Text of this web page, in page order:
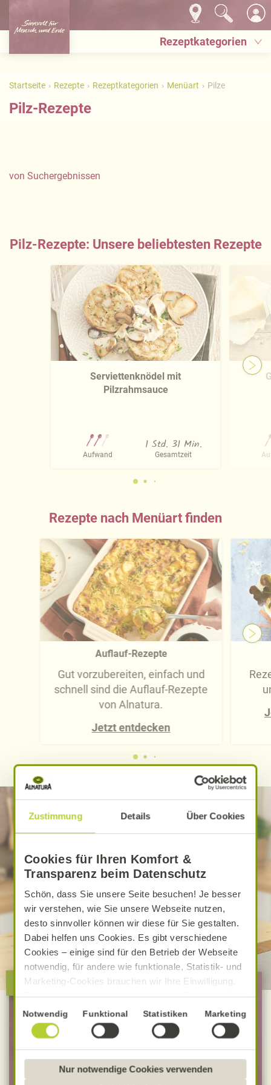
Zustimmung Details Über Cookies
Cookies für Ihren Komfort &
Transparenz beim Datenschutz
Schön, dass Sie unsere Seite besuchen! Je besser
wir verstehen, wie Sie unsere Webseite nutzen,
desto sinnvoller können wir diese für Sie gestalten.
Dabei helfen uns Cookies. Es gibt verschiedene
Cookies – einige sind für den Betrieb der Webseite
notwendig, für andere wie funktionale, Statistik- und
Marketing-Cookies brauchen wir Ihre Einwilligung.
Das optimale Nutzererlebnis erhalten Sie, wenn Sie
„Alle Cookies erlauben“ anklicken. Ihre Einwilligung
umfasst in diesem Fall auch den Einsatz von
Dienstleistern in Drittländern, die kein mit der EU
Sofern personenbezogene Daten dorthin übermittelt
Einwilligungsauswahl
Notwendig Funktional Statistiken Marketing
Nur notwendige Cookies verwenden
Rezeptkategorien
Startseite Rezepte Rezeptkategorien Menüart Pilze
Pilz-Rezepte
von Suchergebnissen
Pilz-Rezepte: Unsere beliebtesten Rezepte
Serviettenknödel mit
Pilzrahmsauce
Aufwand
1 Std. 31 Min.
Gesamtzeit
Rezepte nach Menüart finden
Auflauf-Rezepte
Gut vorzubereiten, einfach und
schnell sind die Auflauf-Rezepte
von Alnatura.
Jetzt entdecken
Alnatura verbindet!
Ich möchte ...
… mich zu Mein Alnatura anmelden